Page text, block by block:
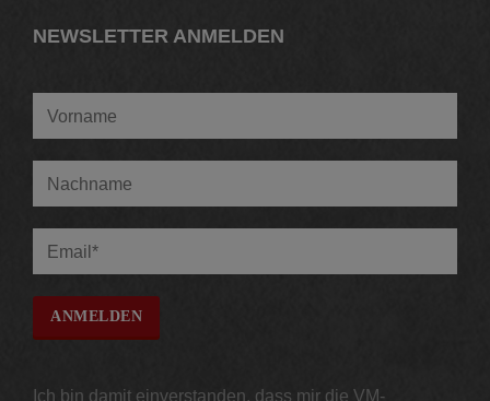
NEWSLETTER ANMELDEN
Ich bin damit einverstanden, dass mir die VM-